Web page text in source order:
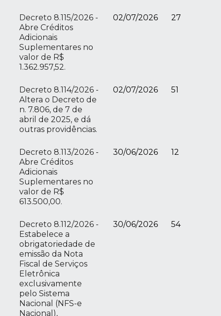
Decreto 8.115/2026 -
Abre Créditos
Adicionais
Suplementares no
valor de R$
1.362.957,52.
02/07/2026 27
Decreto 8.114/2026 -
Altera o Decreto de
n. 7.806, de 7 de
abril de 2025, e dá
outras providências.
02/07/2026 51
Decreto 8.113/2026 -
Abre Créditos
Adicionais
Suplementares no
valor de R$
613.500,00.
30/06/2026 12
Decreto 8.112/2026 -
Estabelece a
obrigatoriedade de
emissão da Nota
Fiscal de Serviços
Eletrônica
exclusivamente
pelo Sistema
Nacional (NFS-e
Nacional),
30/06/2026 54